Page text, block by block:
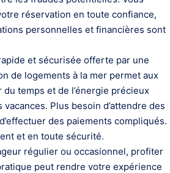
réservation en toute confiance,
personnelles et financières sont
et sécurisée offerte par une
de logements à la mer permet aux
du temps et de l’énergie précieux
Plus besoin d’attendre des
des paiements compliqués.
et en toute sécurité.
régulier ou occasionnel, profiter
peut rendre votre expérience